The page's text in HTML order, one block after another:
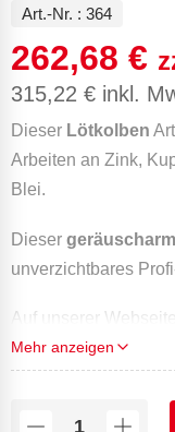
Art.-Nr. : 364
262,68 €
315,22 € inkl.
Dieser Lötkolben
Arbeiten an Zink,
Blei.
Dieser
unverzichtbares
Auf unserer
Kartuschenlötkolben
mit 2 Gaskartuschen
Mehr anzeigen